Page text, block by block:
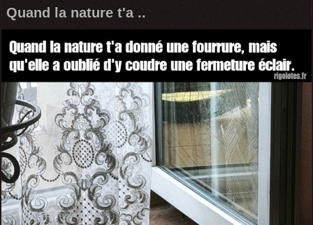
Quand la nature t'a ..